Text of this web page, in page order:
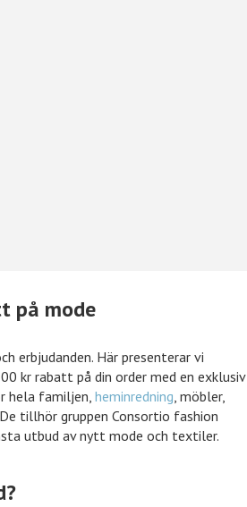
på mode
erbjudanden. Här presenterar vi
kr rabatt på din order med en exklusiv
hela familjen,heminredning , möbler,
tillhör gruppen Consortio fashion
utbud av nytt mode och textiler.
10% rabatt